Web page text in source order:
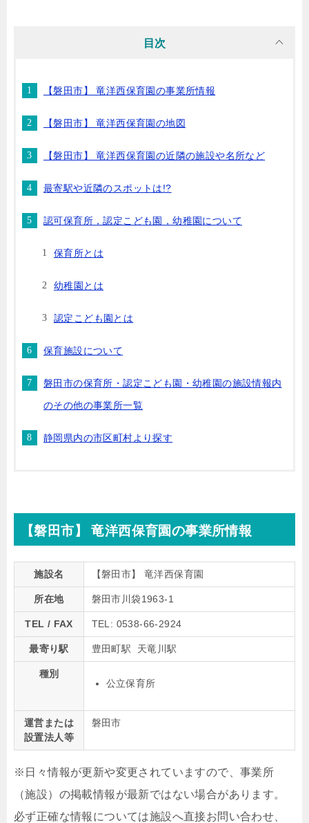
目次
【磐田市】 竜洋西保育園の事業所情報
【磐田市】 竜洋西保育園の地図
【磐田市】 竜洋西保育園の近隣の施設や名所など
最寄駅や近隣のスポットは!?
認可保育所，認定こども園，幼稚園について
保育所とは
幼稚園とは
認定こども園とは
保育施設について
磐田市の保育所・認定こども園・幼稚園の施設情報内
のその他の事業所一覧
静岡県内の市区町村より探す
【磐田市】 竜洋西保育園の事業所情報
施設名 【磐田市】 竜洋西保育園
所在地 磐田市川袋1963-1
TEL / FAX TEL: 0538-66-2924
最寄り駅 豊田町駅 天竜川駅
種別
公立保育所
運営または
設置法人等
磐田市
※日々情報が更新や変更されていますので、事業所
（施設）の掲載情報が最新ではない場合があります。
必ず正確な情報については施設へ直接お問い合わせ、